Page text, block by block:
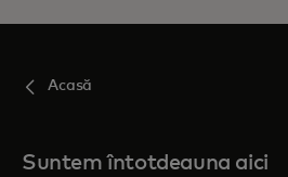
Acasă
Suntem întotdeauna aici